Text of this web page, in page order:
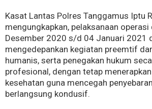
Kasat Lantas Polres Tanggamus Iptu
mengungkapkan, pelaksanaan
Desember 2020 s/d 04 Januari 2021
mengedepankan kegiatan preemtif
humanis, serta penegakan hukum
profesional, dengan tetap
kesehatan guna mencegah
berlangsung kondusif.